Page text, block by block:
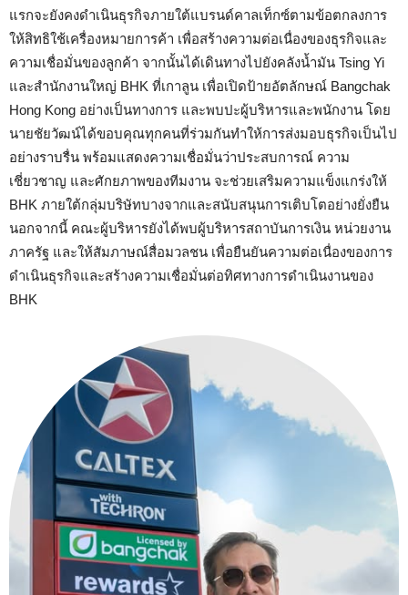
แรกจะยังคงดำเนินธุรกิจภายใต้แบรนด์คาลเท็กซ์ตามข้อตกลงการ
ให้สิทธิใช้เครื่องหมายการค้า เพื่อสร้างความต่อเนื่องของธุรกิจและ
ความเชื่อมั่นของลูกค้า จากนั้นได้เดินทางไปยังคลังน้ำมัน Tsing Yi
และสำนักงานใหญ่ BHK ที่เกาลูน เพื่อเปิดป้ายอัตลักษณ์ Bangchak
Hong Kong อย่างเป็นทางการ และพบปะผู้บริหารและพนักงาน โดย
นายชัยวัฒน์ได้ขอบคุณทุกคนที่ร่วมกันทำให้การส่งมอบธุรกิจเป็นไป
อย่างราบรื่น พร้อมแสดงความเชื่อมั่นว่าประสบการณ์ ความ
เชี่ยวชาญ และศักยภาพของทีมงาน จะช่วยเสริมความแข็งแกร่งให้
BHK ภายใต้กลุ่มบริษัทบางจากและสนับสนุนการเติบโตอย่างยั่งยืน
นอกจากนี้ คณะผู้บริหารยังได้พบผู้บริหารสถาบันการเงิน หน่วยงาน
ภาครัฐ และให้สัมภาษณ์สื่อมวลชน เพื่อยืนยันความต่อเนื่องของการ
ดำเนินธุรกิจและสร้างความเชื่อมั่นต่อทิศทางการดำเนินงานของ
BHK